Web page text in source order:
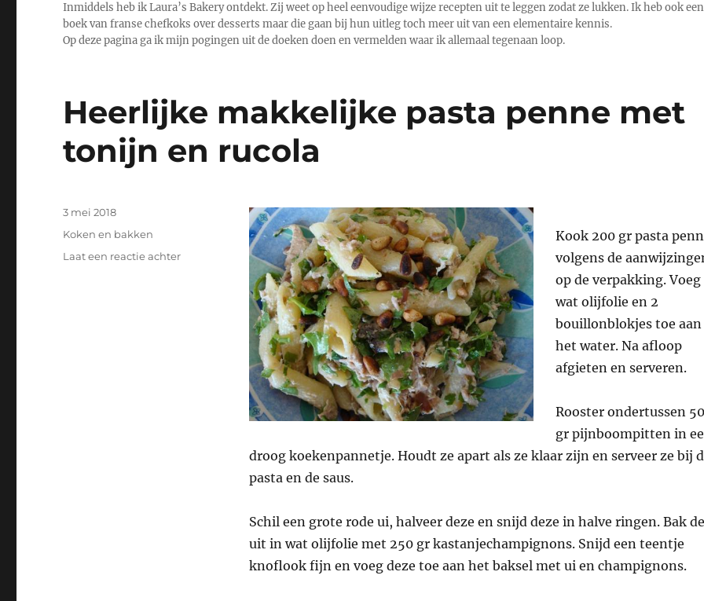
Inmiddels heb ik Laura’s Bakery ontdekt. Zij weet op heel eenvoudige wijze recepten uit te leggen zodat ze lukken. Ik heb ook een
boek van franse chefkoks over desserts maar die gaan bij hun uitleg toch meer uit van een elementaire kennis.
Op deze pagina ga ik mijn pogingen uit de doeken doen en vermelden waar ik allemaal tegenaan loop.
Heerlijke makkelijke pasta penne met
tonijn en rucola
Kook 200 gr pasta
volgens de
op de verpakking. Voeg
wat olijfolie en 2
bouillonblokjes toe aan
het water. Na afloop
afgieten en serveren.
Rooster ondertussen 50
gr pijnboompitten in
droog koekenpannetje. Houdt ze apart als ze klaar zijn en serveer ze bij
pasta en de saus.
Schil een grote rode ui, halveer deze en snijd deze in halve ringen. Bak de
uit in wat olijfolie met 250 gr kastanjechampignons. Snijd een teentje
knoflook fijn en voeg deze toe aan het baksel met ui en champignons.
Geplaatst
3 mei 2018
Categorieën
Koken en bakken
Laat een reactie achterop